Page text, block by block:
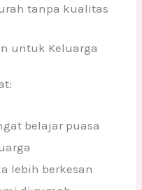
tanpa kualitas
untuk Keluarga
belajar puasa
lebih berkesan